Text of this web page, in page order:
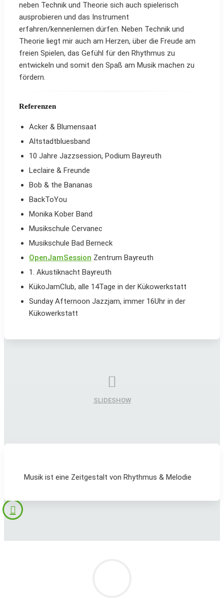
neben Technik und Theorie sich auch spielerisch
ausprobieren und das Instrument
erfahren/kennenlernen dürfen. Neben Technik und
Theorie liegt mir auch am Herzen, über die Freude am
freien Spielen, das Gefühl für den Rhythmus zu
entwickeln und somit den Spaß am Musik machen zu
fördern.
Referenzen
Acker & Blumensaat
Altstadtbluesband
10 Jahre Jazzsession, Podium Bayreuth
Leclaire & Freunde
Bob & the Bananas
BackToYou
Monika Kober Band
Musikschule Cervanec
Musikschule Bad Berneck
OpenJamSession Zentrum Bayreuth
1. Akustiknacht Bayreuth
KükoJamClub, alle 14Tage in der Kükowerkstatt
Sunday Afternoon Jazzjam, immer 16Uhr in der
Kükowerkstatt
SLIDESHOW
Musik ist eine Zeitgestalt von Rhythmus & Melodie